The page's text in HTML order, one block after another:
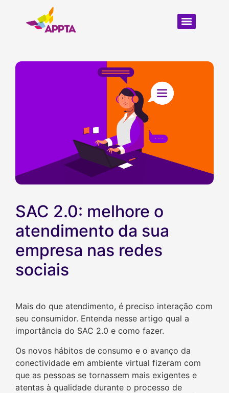
SAC 2.0: melhore o
atendimento da sua
empresa nas redes
sociais
Mais do que atendimento, é preciso interação com
seu consumidor. Entenda nesse artigo qual a
importância do SAC 2.0 e como fazer.
Os novos hábitos de consumo e o avanço da
conectividade em ambiente virtual fizeram com
que as pessoas se tornassem mais exigentes e
atentas à qualidade durante o processo de